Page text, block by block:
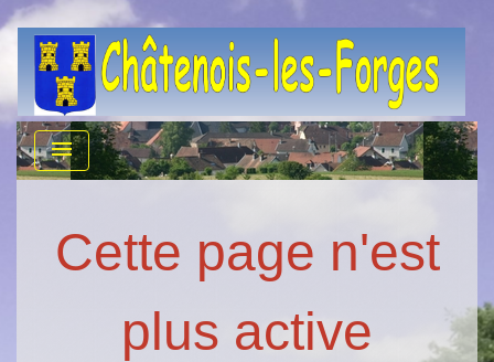
menu
Cette page n'est
plus active